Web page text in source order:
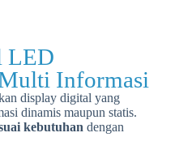
LED
Informasi
display digital yang
dinamis maupun statis.
kebutuhan dengan